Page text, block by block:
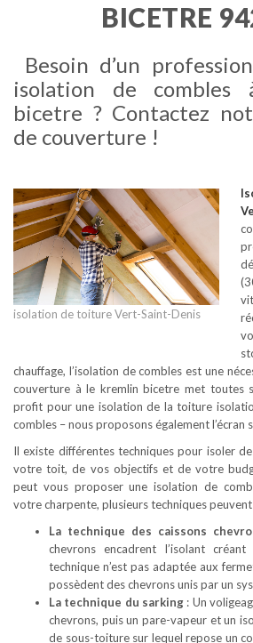
BICETRE
Besoin d’un
isolation de
bicetre ? Contactez
de couverture !
isolation de toiture Vert-Saint-Denis
chauffage, l’isolation de combles est une
couverture à le kremlin bicetre met toutes
profit pour une isolation de la toiture
combles – nous proposons également l’écran
Il existe différentes techniques pour isoler
votre toit, de vos objectifs et de votre
peut vous proposer une isolation de
votre charpente, plusieurs techniques
La technique des caissons
chevrons encadrent l’isolant
technique n’est pas adaptée aux
possèdent des chevrons unis par un
La technique du sarking : Un
chevrons, puis un pare-vapeur et un
de sous-toiture sur lequel repose un